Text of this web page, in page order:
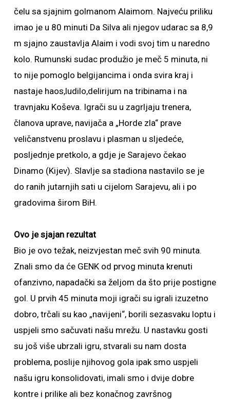
čelu sa sjajnim golmanom Alaimom. Najveću priliku
imao je u 80 minuti Da Silva ali njegov udarac sa 8,9
m sjajno zaustavlja Alaim i vodi svoj tim u naredno
kolo. Rumunski sudac produžio je meč 5 minuta, ni
to nije pomoglo belgijancima i onda svira kraj i
nastaje haos,ludilo,delirijum na tribinama i na
travnjaku Koševa. Igrači su u zagrljaju trenera,
članova uprave, navijača a „Horde zla“ prave
veličanstvenu proslavu i plasman u sljedeće,
posljednje pretkolo, a gdje je Sarajevo čekao
Dinamo (Kijev). Slavlje sa stadiona nastavilo se je
do ranih jutarnjih sati u cijelom Sarajevu, ali i po
gradovima širom BiH.
Ovo je sjajan rezultat
Bio je ovo težak, neizvjestan meč svih 90 minuta.
Znali smo da će GENK od prvog minuta krenuti
ofanzivno, napadački sa željom da što prije postigne
gol. U prvih 45 minuta moji igrači su igrali izuzetno
dobro, trčali su kao „navijeni“, borili sezasvaku loptu i
uspjeli smo sačuvati našu mrežu. U nastavku gosti
su još više ubrzali igru, stvarali su nam dosta
problema, poslije njihovog gola ipak smo uspjeli
našu igru konsolidovati, imali smo i dvije dobre
kontre i prilike ali bez konačnog završnog